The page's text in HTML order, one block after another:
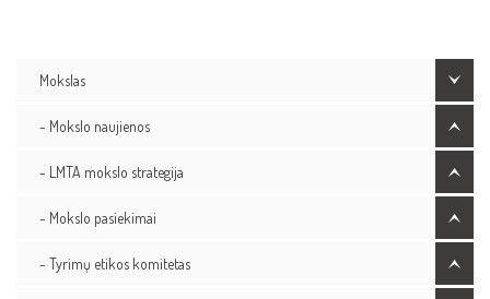
Mokslas
- Mokslo naujienos
- LMTA mokslo strategija
- Mokslo pasiekimai
- Tyrimų etikos komitetas